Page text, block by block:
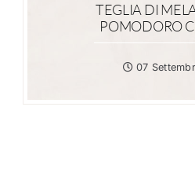
TEGLIA DI
POMODORO
07